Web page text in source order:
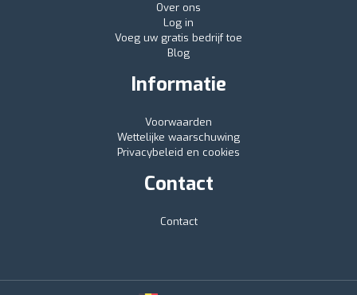
Over ons
Log in
Voeg uw gratis bedrijf toe
Blog
Informatie
Voorwaarden
Wettelijke waarschuwing
Privacybeleid en cookies
Contact
Contact